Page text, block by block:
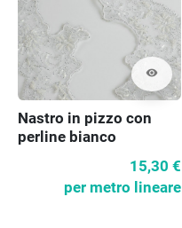
visibility
Nastro in pizzo con
perline bianco
15,30 €
per metro lineare